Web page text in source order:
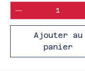
Ajouter au
panier